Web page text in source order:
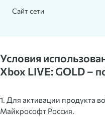
Сайт сети
Условия
Xbox LIVE: GOLD –
1. Для активации продукта
Майкрософт Россия.